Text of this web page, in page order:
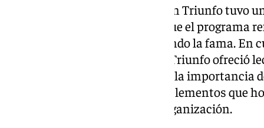
La primera edición de Operación Triunfo tuvo
punto de vista sociológico, ya que el programa
colectivo de éxito, democratizando la fama. En
recursos humanos, Operación Triunfo ofreció
captación y gestión del talento, la importancia
creación de una marca propia, elementos que
fundamentales en cualquier organización.